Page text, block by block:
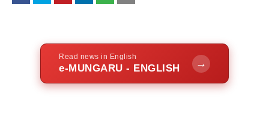
Read news in English
e-MUNGARU - ENGLISH →